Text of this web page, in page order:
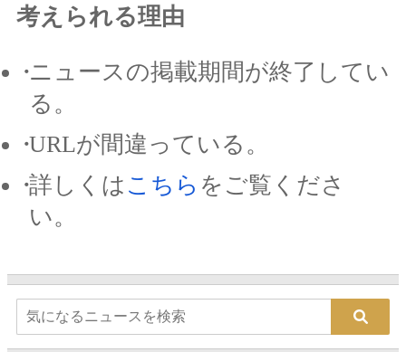
考えられる理由
ニュースの掲載期間が終了してい
る。
URLが間違っている。
詳しくは こちら をご覧くださ
い。